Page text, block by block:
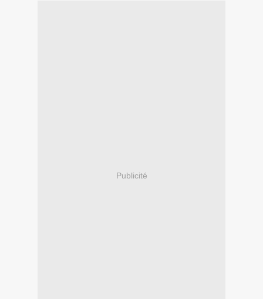
Publicité